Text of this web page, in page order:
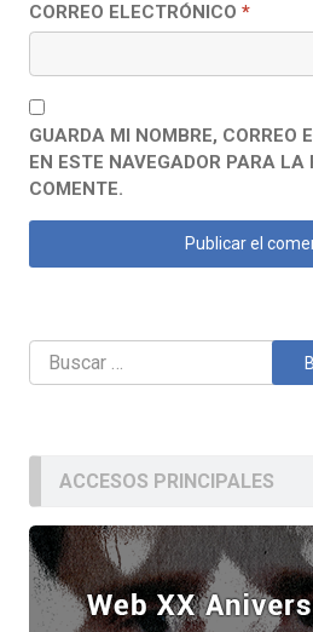
CORREO ELECTRÓNICO *
GUARDA MI NOMBRE, CORREO
EN ESTE NAVEGADOR PARA LA
COMENTE.
Buscar:
ACCESOS PRINCIPALES